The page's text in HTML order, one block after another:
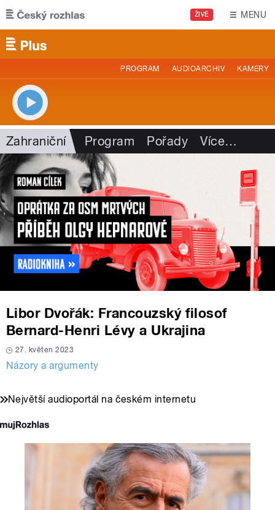
Přejít k hlavnímu obsahu
ŽIVĚ MENU
PROGRAM AUDIOARCHIV KAMERY
Zahraniční Program Pořady Více…
Libor Dvořák: Francouzský filosof
Bernard-Henri Lévy a Ukrajina
27. květen 2023
Názory a argumenty
Největší audioportál na českém internetu